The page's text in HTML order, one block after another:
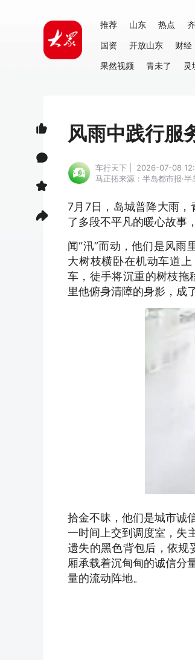
推荐 山东 热点
国资
开放山东 财经
果然视频
青未了 灵
风雨中践行服
车行天下 | 2026-07-08
马正拓来源：半岛都市报·半
7月7日，岛城普降大雨
了多段不平凡的暖心故事
闻“汛”而动，他们是风雨
大树枝横卧在机动车道
车，徒手将沉重的树枝拖
里他俯身清障的身影，成
拾金不昧，他们是城市诚
一时间上交到调度室，失
遗失的黑色背包后，依规
厢承载着沉甸甸的诚信分
量的流动阵地。